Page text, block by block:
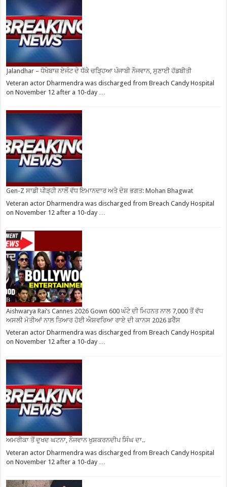
Jalandhar – ਧੋਖੇਬਾਜ਼ ਏਜੰਟ ਦੇ ਧੱਕੇ ਚੜ੍ਹਿਆ ਪੰਜਾਬੀ ਨੌਜਵਾਨ, ਸੁਣਾਈ ਹੱਡਬੀਤੀ
Veteran actor Dharmendra was discharged from Breach Candy Hospital
on November 12 after a 10-day …
Gen-Z ਸਾਡੀ ਪੀੜ੍ਹੀ ਨਾਲੋਂ ਵੱਧ ਇਮਾਨਦਾਰ ਅਤੇ ਦੇਸ਼ ਭਗਤ: Mohan Bhagwat
Veteran actor Dharmendra was discharged from Breach Candy Hospital
on November 12 after a 10-day …
Aishwarya Rai’s Cannes 2026 Gown 600 ਘੰਟੇ ਦੀ ਮਿਹਨਤ ਨਾਲ 7,000 ਤੋਂ ਵੱਧ
ਅਸਲੀ ਮੋਤੀਆਂ ਨਾਲ ਤਿਆਰ ਹੋਈ ਐਸ਼ਵਰਿਆ ਰਾਏ ਦੀ ਕਾਨਸ 2026 ਡਰੈੱਸ
Veteran actor Dharmendra was discharged from Breach Candy Hospital
on November 12 after a 10-day …
ਅਮਰੀਕਾ ਤੋਂ ਦੁਖਦ ਘਟਨਾ, ਨੌਜਵਾਨ ਖੁਸ਼ਕਰਨਦੀਪ ਸਿੰਘ ਦਾ..
Veteran actor Dharmendra was discharged from Breach Candy Hospital
on November 12 after a 10-day …